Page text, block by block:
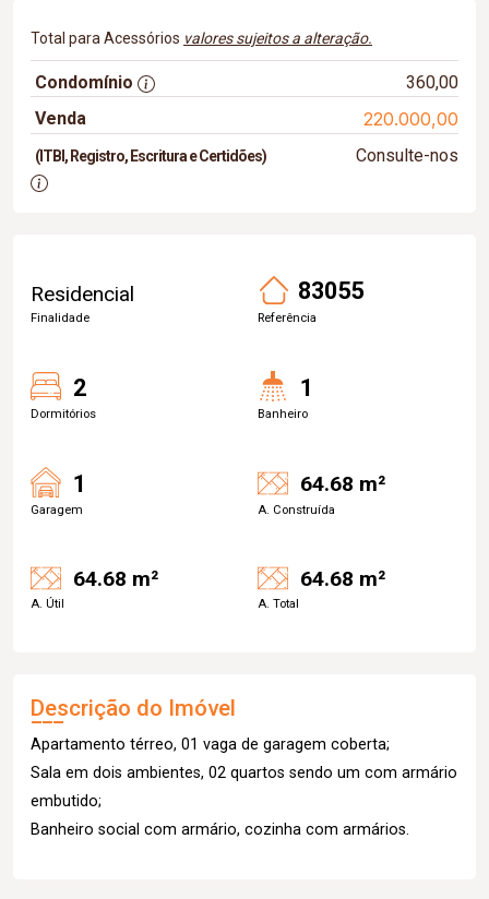
Total para Acessórios valores sujeitos a alteração.
Condomínio
360,00
Venda
220.000,00
(ITBI, Registro, Escritura e Certidões) Consulte-nos
Residencial
Finalidade
83055
Referência
2
Dormitórios
1
Banheiro
1
Garagem
64.68 m²
A. Construída
64.68 m²
A. Útil
64.68 m²
A. Total
Descrição do Imóvel
Apartamento térreo, 01 vaga de garagem coberta;
Sala em dois ambientes, 02 quartos sendo um com armário
embutido;
Banheiro social com armário, cozinha com armários.